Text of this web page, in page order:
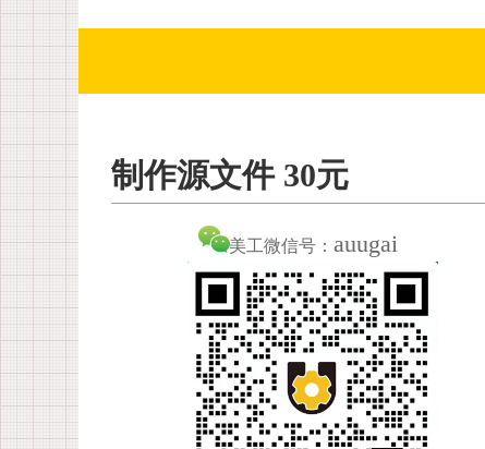
制作源文件 30元
美工微信号： auugai